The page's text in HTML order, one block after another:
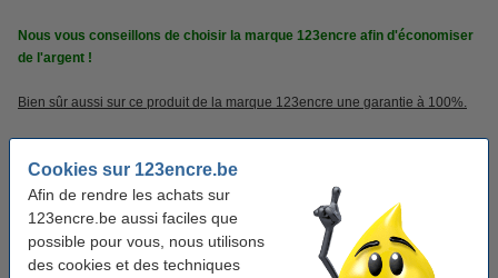
Cookies sur 123encre.be
Afin de rendre les achats sur
123encre.be aussi faciles que
possible pour vous, nous utilisons
des cookies et des techniques
Nous vous conseillons de choisir la marque 123encre afin d'économiser
de l'argent !
Bien sûr aussi sur ce produit de la marque 123encre une garantie à 100%.
Caractéristiques
Marque: 123encre
Couleur: